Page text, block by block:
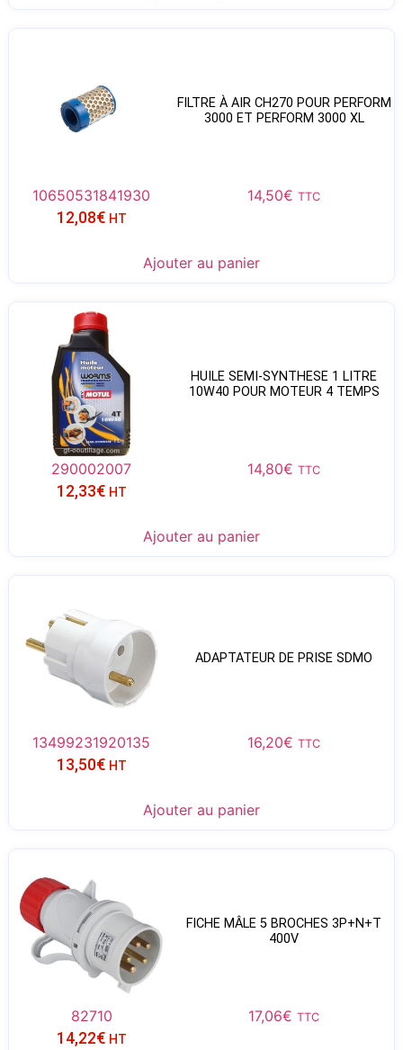
FILTRE À AIR CH270 POUR PERFORM
3000 ET PERFORM 3000 XL
10650531841930 14,50€ TTC
12,08€ HT
Ajouter au panier
HUILE SEMI-SYNTHESE 1 LITRE
10W40 POUR MOTEUR 4 TEMPS
290002007 14,80€ TTC
12,33€ HT
Ajouter au panier
ADAPTATEUR DE PRISE SDMO
13499231920135 16,20€ TTC
13,50€ HT
Ajouter au panier
FICHE MÂLE 5 BROCHES 3P+N+T
400V
82710 17,06€ TTC
14,22€ HT